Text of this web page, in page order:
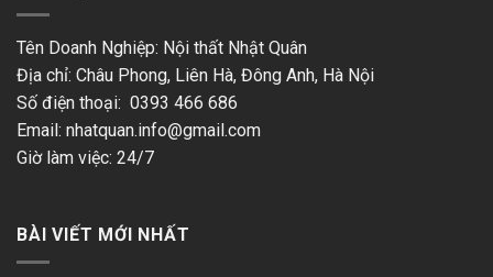
Tên Doanh Nghiệp: Nội thất Nhật Quân
Địa chỉ: Châu Phong, Liên Hà, Đông Anh, Hà Nội
Số điện thoại: 0393 466 686
Email: nhatquan.info@gmail.com
Giờ làm việc: 24/7
BÀI VIẾT MỚI NHẤT